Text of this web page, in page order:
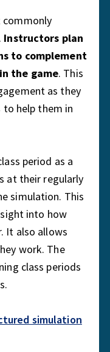
commonly
Instructors plan
to complement
the game. This
as they
help them in
period as a
at their regularly
simulation. This
into how
It also allows
work. The
class periods
simulation